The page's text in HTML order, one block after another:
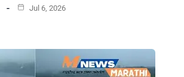
Jul 6, 2026